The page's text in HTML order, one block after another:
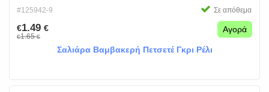
#125942-9 Σε απόθεμα
€1.49 €
€1.65€
Αγορά
Σαλιάρα Βαμβακερή Πετσετέ Γκρι Ρέλι